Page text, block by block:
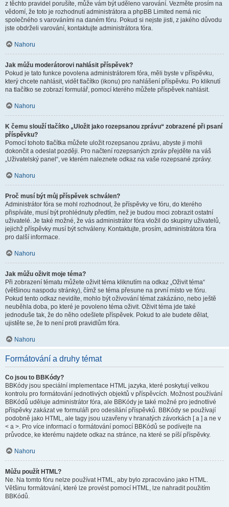
z těchto pravidel porušíte, může vám být uděleno varování. Vezměte prosím na
vědomí, že toto je rozhodnutí administrátora a phpBB Limited nemá nic
společného s varováními na daném fóru. Pokud si nejste jisti, z jakého důvodu
jste obdrželi varování, kontaktujte administrátora fóra.
Nahoru
Jak můžu moderátorovi nahlásit příspěvek?
Pokud je tato funkce povolena administrátorem fóra, měli byste v příspěvku,
který chcete nahlásit, vidět tlačítko (ikonu) pro nahlášení příspěvku. Po kliknutí
na tlačítko se zobrazí formulář, pomocí kterého můžete příspěvek nahlásit.
Nahoru
K čemu slouží tlačítko „Uložit jako rozepsanou zprávu“ zobrazené při psaní
příspěvku?
Pomocí tohoto tlačítka můžete uložit rozepsanou zprávu, abyste ji mohli
dokončit a odeslat později. Pro načtení rozepsaných zpráv přejděte na váš
„Uživatelský panel“, ve kterém naleznete odkaz na vaše rozepsané zprávy.
Nahoru
Proč musí být můj příspěvek schválen?
Administrátor fóra se mohl rozhodnout, že příspěvky ve fóru, do kterého
přispíváte, musí být prohlédnuty předtím, než je budou moci zobrazit ostatní
uživatelé. Je také možné, že vás administrátor fóra vložil do skupiny uživatelů,
jejichž příspěvky musí být schváleny. Kontaktujte, prosím, administrátora fóra
pro další informace.
Nahoru
Jak můžu oživit moje téma?
Při zobrazení tématu můžete oživit téma kliknutím na odkaz „Oživit téma“
(většinou naspodu stránky), čímž se téma přesune na první místo ve fóru.
Pokud tento odkaz nevidíte, mohlo být oživování témat zakázáno, nebo ještě
neuběhla doba, po které je povoleno téma oživit. Oživit téma jde také
jednoduše tak, že do něho odešlete příspěvek. Pokud to ale budete dělat,
ujistěte se, že to není proti pravidlům fóra.
Nahoru
Formátování a druhy témat
Co jsou to BBKódy?
BBKódy jsou speciální implementace HTML jazyka, které poskytují velkou
kontrolu pro formátování jednotlivých objektů v příspěvcích. Možnost používání
BBKódů uděluje administrátor fóra, ale BBKódy je také možné pro jednotlivé
příspěvky zakázat ve formuláři pro odesílání příspěvků. BBKódy se používají
podobně jako HTML, ale tagy jsou uzavřeny v hranatých závorkách [ a ] a ne v
< a >. Pro více informací o formátování pomocí BBKódů se podívejte na
průvodce, ke kterému najdete odkaz na stránce, na které se píší příspěvky.
Nahoru
Můžu použít HTML?
Ne. Na tomto fóru nelze používat HTML, aby bylo zpracováno jako HTML.
Většinu formátování, které lze provést pomocí HTML, lze nahradit použitím
BBKódů.